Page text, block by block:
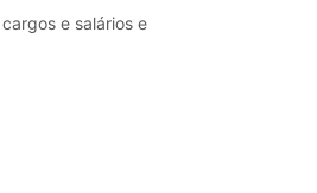
e salários e